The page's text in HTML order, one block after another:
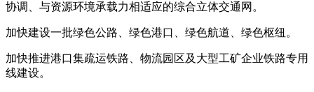
协调、与资源环境承载力相适应的综合立体交通网。
加快建设一批绿色公路、绿色港口、绿色航道、绿色枢纽。
加快推进港口集疏运铁路、物流园区及大型工矿企业铁路专用
线建设。